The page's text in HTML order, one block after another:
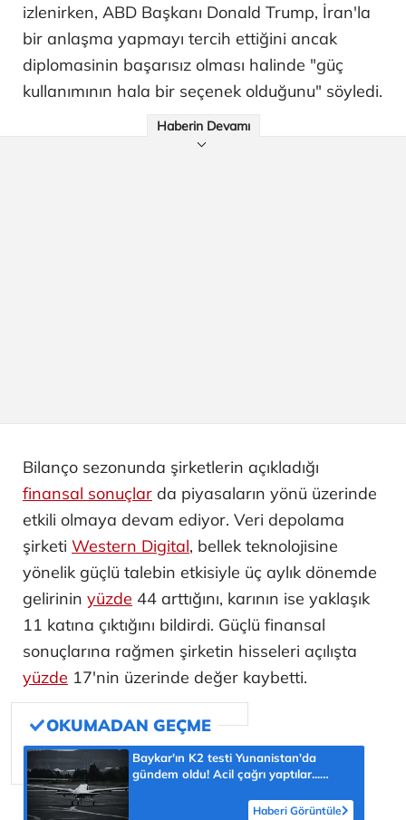
izlenirken, ABD Başkanı Donald Trump, İran'la
bir anlaşma yapmayı tercih ettiğini ancak
diplomasinin başarısız olması halinde "güç
kullanımının hala bir seçenek olduğunu" söyledi.
Haberin Devamı
Bilanço sezonunda şirketlerin açıkladığı
finansal sonuçlar da piyasaların yönü üzerinde
etkili olmaya devam ediyor. Veri depolama
şirketi Western Digital, bellek teknolojisine
yönelik güçlü talebin etkisiyle üç aylık dönemde
gelirinin yüzde 44 arttığını, karının ise yaklaşık
11 katına çıktığını bildirdi. Güçlü finansal
sonuçlarına rağmen şirketin hisseleri açılışta
yüzde 17'nin üzerinde değer kaybetti.
Baykar'ın K2 testi Yunanistan'da
gündem oldu! Acil çağrı yaptılar...
Haberi Görüntüle